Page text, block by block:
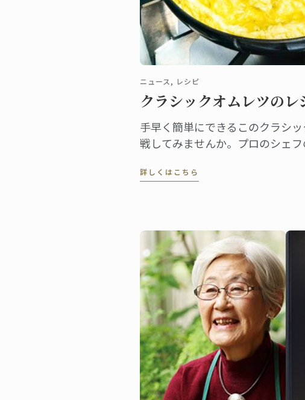
ニュース, レシピ
クラシックオムレツのレ
手早く簡単にできるこのクラシ
戦してみませんか。プロのシェ
的なフレンスのロールオムレツに
す。
詳しくはこちら